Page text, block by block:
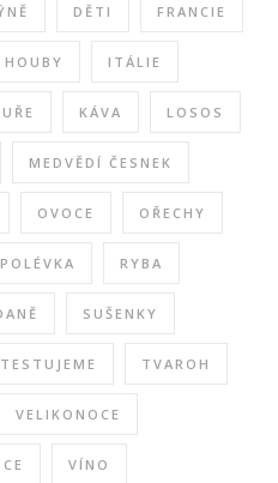
DĚTI FRANCIE
HOUBY ITÁLIE
KÁVA LOSOS
MEDVĚDÍ ČESNEK
OVOCE OŘECHY
POLÉVKA RYBA
SUŠENKY
TESTUJEME TVAROH
VELIKONOCE
VÍNO